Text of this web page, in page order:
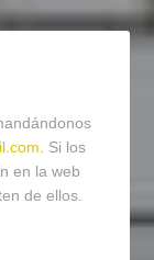
. Si los
en la web
de ellos.